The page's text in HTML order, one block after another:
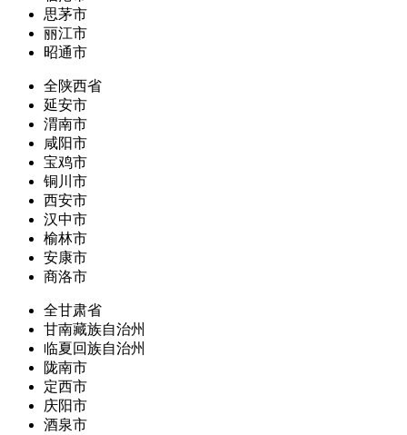
思茅市
丽江市
昭通市
全陕西省
延安市
渭南市
咸阳市
宝鸡市
铜川市
西安市
汉中市
榆林市
安康市
商洛市
全甘肃省
甘南藏族自治州
临夏回族自治州
陇南市
定西市
庆阳市
酒泉市